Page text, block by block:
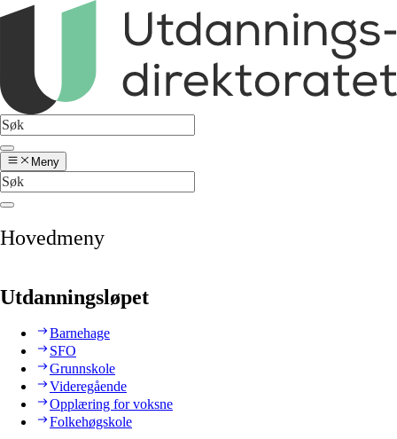
Meny
Hovedmeny
Utdanningsløpet
Barnehage
SFO
Grunnskole
Videregående
Opplæring for voksne
Folkehøgskole